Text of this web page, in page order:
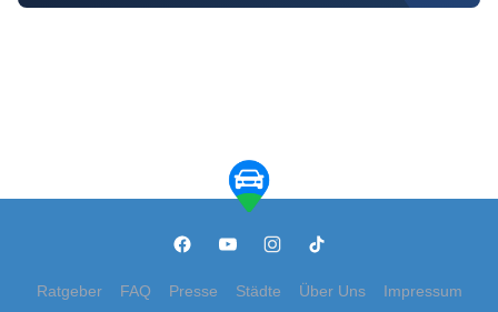
Ratgeber FAQ Presse Städte Über Uns Impressum